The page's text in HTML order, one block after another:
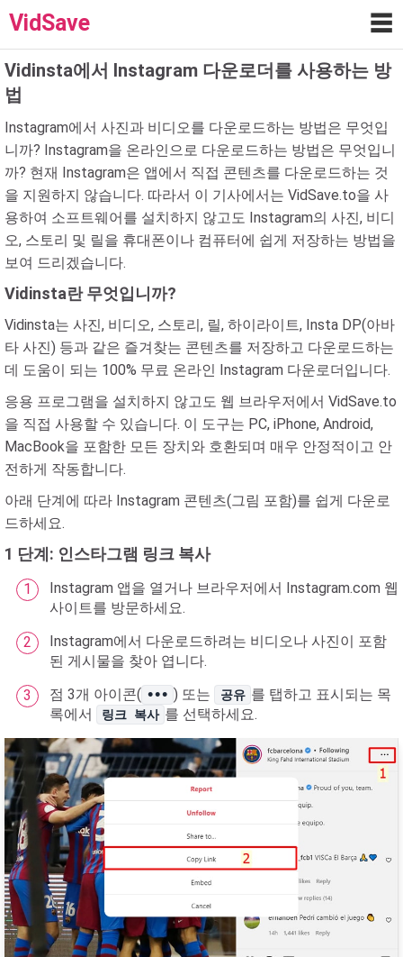
VidSave ☰
Vidinsta에서 Instagram 다운로더를 사용하는 방
법
Instagram에서 사진과 비디오를 다운로드하는 방법은 무엇입
니까? Instagram을 온라인으로 다운로드하는 방법은 무엇입니
까? 현재 Instagram은 앱에서 직접 콘텐츠를 다운로드하는 것
을 지원하지 않습니다. 따라서 이 기사에서는 VidSave.to을 사
용하여 소프트웨어를 설치하지 않고도 Instagram의 사진, 비디
오, 스토리 및 릴을 휴대폰이나 컴퓨터에 쉽게 저장하는 방법을
보여 드리겠습니다.
Vidinsta란 무엇입니까?
Vidinsta는 사진, 비디오, 스토리, 릴, 하이라이트, Insta DP(아바
타 사진) 등과 같은 즐겨찾는 콘텐츠를 저장하고 다운로드하는
데 도움이 되는 100% 무료 온라인 Instagram 다운로더입니다.
응용 프로그램을 설치하지 않고도 웹 브라우저에서 VidSave.to
을 직접 사용할 수 있습니다. 이 도구는 PC, iPhone, Android,
MacBook을 포함한 모든 장치와 호환되며 매우 안정적이고 안
전하게 작동합니다.
아래 단계에 따라 Instagram 콘텐츠(그림 포함)를 쉽게 다운로
드하세요.
1 단계: 인스타그램 링크 복사
Instagram 앱을 열거나 브라우저에서 Instagram.com 웹
사이트를 방문하세요.
Instagram에서 다운로드하려는 비디오나 사진이 포함
된 게시물을 찾아 엽니다.
점 3개 아이콘( ••• ) 또는 공유 를 탭하고 표시되는 목
록에서
링크 복사 를 선택하세요.